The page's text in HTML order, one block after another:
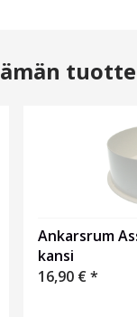
Ankarsrum
kansi
16,90 €*